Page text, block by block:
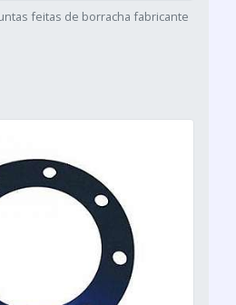
feitas de borracha fabricante